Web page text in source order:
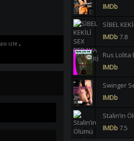
izle ,
IMDb
IMDb7.8
Rus Lolita
IMDb
IMDb
IMDb7.5